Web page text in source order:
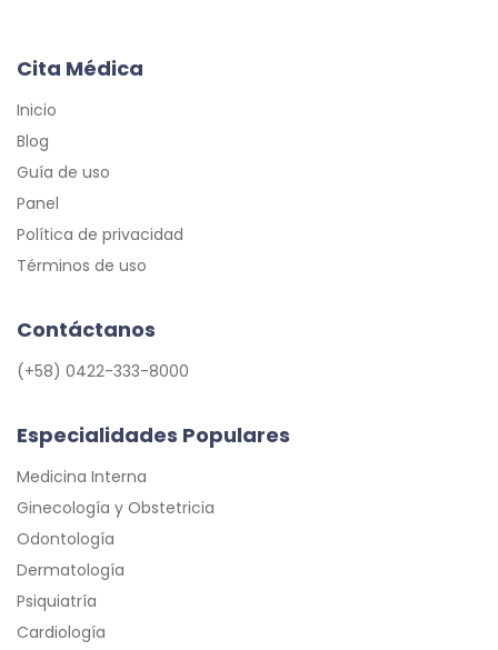
Cita Médica
Inicio
Blog
Guía de uso
Panel
Política de privacidad
Términos de uso
Contáctanos
(+58) 0422-333-8000
Especialidades Populares
Medicina Interna
Ginecología y Obstetricia
Odontología
Dermatología
Psiquiatría
Cardiología